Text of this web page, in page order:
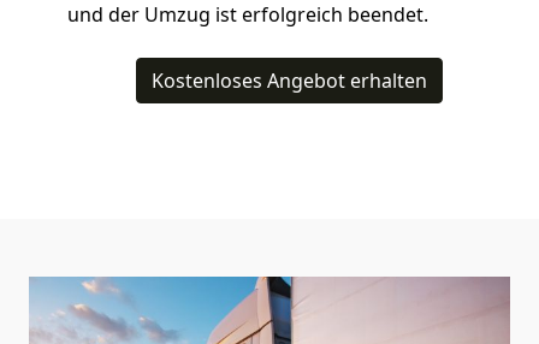
und der Umzug ist erfolgreich beendet.
Kostenloses Angebot erhalten